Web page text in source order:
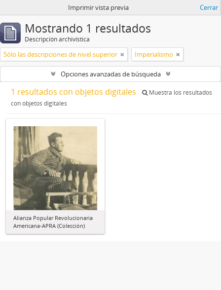
Imprimir vista previa Cerrar
Mostrando 1 resultados
Descripción archivística
Sólo las descripciones de nivel superior Imperialismo
Opciones avanzadas de búsqueda
1 resultados con objetos digitales
Muestra los resultados
con objetos digitales
Alianza Popular Revolucionaria
Americana-APRA (Colección)